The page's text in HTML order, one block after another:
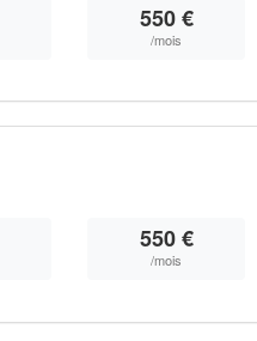
550 €
/mois
550 €
/mois